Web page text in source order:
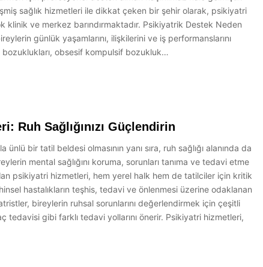
sağlık hizmetleri ile dikkat çeken bir şehir olarak, psikiyatri
ve merkez barındırmaktadır. Psikiyatrik Destek Neden
günlük yaşamlarını, ilişkilerini ve iş performanslarını
obsesif kompulsif bozukluk…
Ruh Sağlığınızı Güçlendirin
bir tatil beldesi olmasının yanı sıra, ruh sağlığı alanında da
mental sağlığını koruma, sorunları tanıma ve tedavi etme
psikiyatri hizmetleri, hem yerel halk hem de tatilciler için kritik
hastalıkların teşhis, tedavi ve önlenmesi üzerine odaklanan
bireylerin ruhsal sorunlarını değerlendirmek için çeşitli
gibi farklı tedavi yollarını önerir. Psikiyatri hizmetleri,